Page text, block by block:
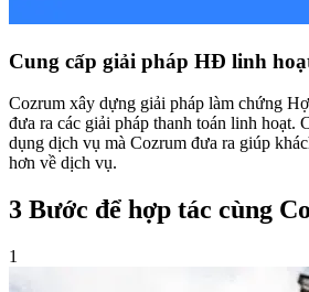
Cung cấp giải pháp HĐ linh
Cozrum xây dựng giải pháp làm chứng
đưa ra các giải pháp thanh toán linh hoạt.
dụng dịch vụ mà Cozrum đưa ra giúp
hơn về dịch vụ.
3 Bước để hợp tác cùng
1